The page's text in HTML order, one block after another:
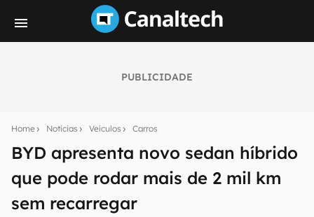
PUBLICIDADE
Home Notícias Veículos Carros
BYD apresenta novo sedan híbrido
que pode rodar mais de 2 mil km
sem recarregar
notícias e reviews sobre tecnologia em primeira
mão.
E-mail